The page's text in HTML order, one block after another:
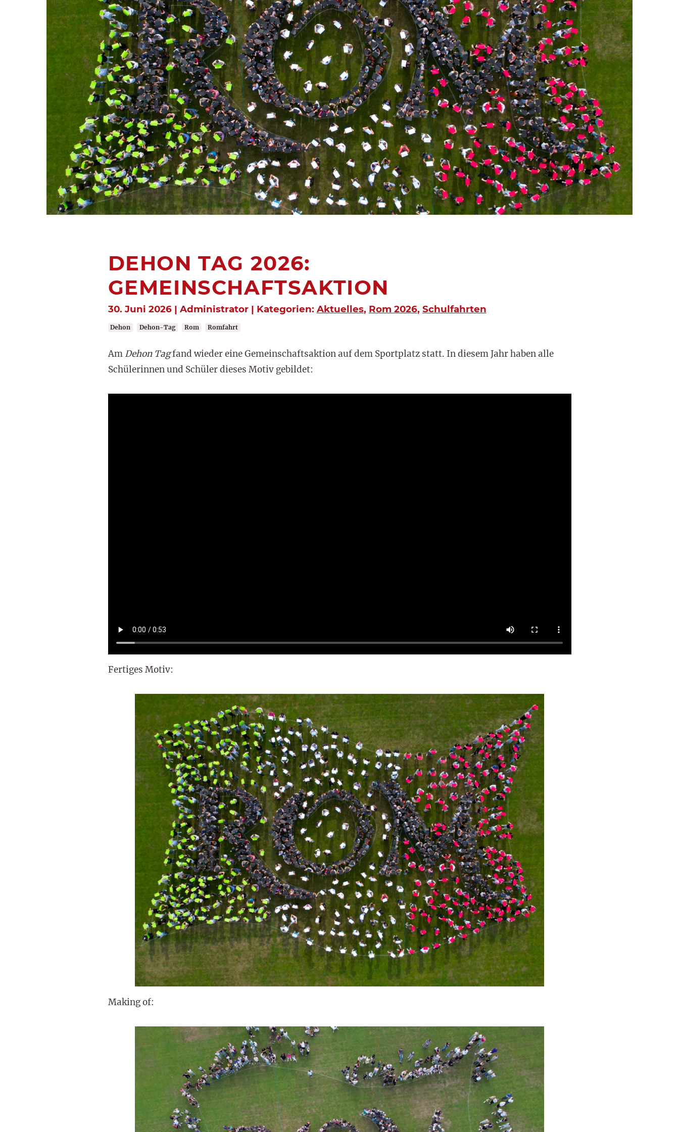
DEHON TAG 2026:
GEMEINSCHAFTSAKTION
30. Juni 2026 | Administrator | Kategorien: Aktuelles, Rom 2026, Schulfahrten
Dehon Dehon-Tag Rom Romfahrt
Am Dehon Tagfand wieder eine Gemeinschaftsaktion auf dem Sportplatz statt. In diesem Jahr haben alle
Schülerinnen und Schüler dieses Motiv gebildet:
Fertiges Motiv:
Making of: